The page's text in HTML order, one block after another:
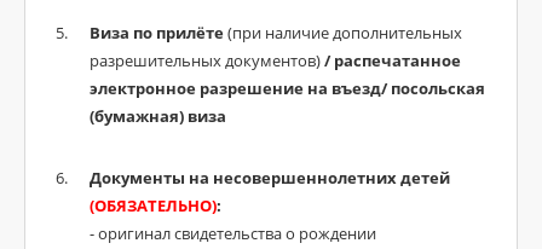
Виза по прилёте(при наличие дополнительных
разрешительных документов)/ распечатанное
электронное разрешение на въезд/ посольская
(бумажная) виза
Документы на несовершеннолетних детей
(ОБЯЗАТЕЛЬНО):
- оригинал свидетельства о рождении